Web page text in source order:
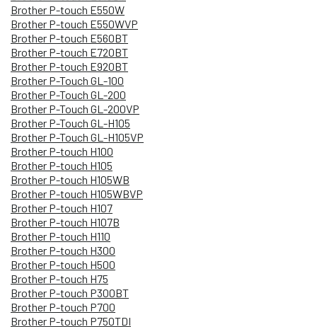
Brother P-touch E550W
Brother P-touch E550WVP
Brother P-touch E560BT
Brother P-touch E720BT
Brother P-touch E920BT
Brother P-Touch GL-100
Brother P-Touch GL-200
Brother P-Touch GL-200VP
Brother P-Touch GL-H105
Brother P-Touch GL-H105VP
Brother P-touch H100
Brother P-touch H105
Brother P-touch H105WB
Brother P-touch H105WBVP
Brother P-touch H107
Brother P-touch H107B
Brother P-touch H110
Brother P-touch H300
Brother P-touch H500
Brother P-touch H75
Brother P-touch P300BT
Brother P-touch P700
Brother P-touch P750TDI